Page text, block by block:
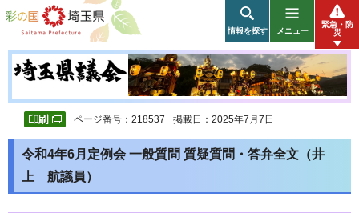
彩の国 埼玉県
情報を探す メニュー
緊急・防
災
ページ番号：218537 掲載日：2025年7月7日
令和4年6月定例会 一般質問 質疑質問・答弁全文（井
上 航議員）